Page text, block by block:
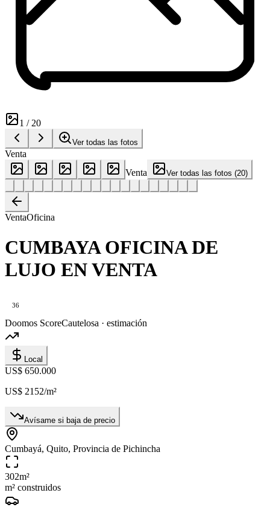
1 /20
Ver todas las fotos
Venta
Venta
Ver todas las fotos (20)
VentaOficina
CUMBAYA OFICINA DE
LUJO EN VENTA
36
Doomos ScoreCautelosa · estimación
Local
US$ 650.000
US$ 2152/m²
Avísame si baja de precio
Cumbayá, Quito, Provincia de Pichincha
302m²
m² construidos